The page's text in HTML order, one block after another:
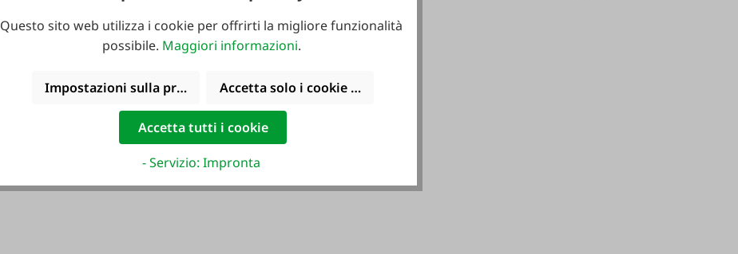
Questo sito web utilizza i cookie per offrirti la migliore funzionalità
possibile. Maggiori informazioni.
Impostazioni sulla privacy Accetta solo i cookie funzionali
Accetta tutti i cookie
- Servizio: Impronta